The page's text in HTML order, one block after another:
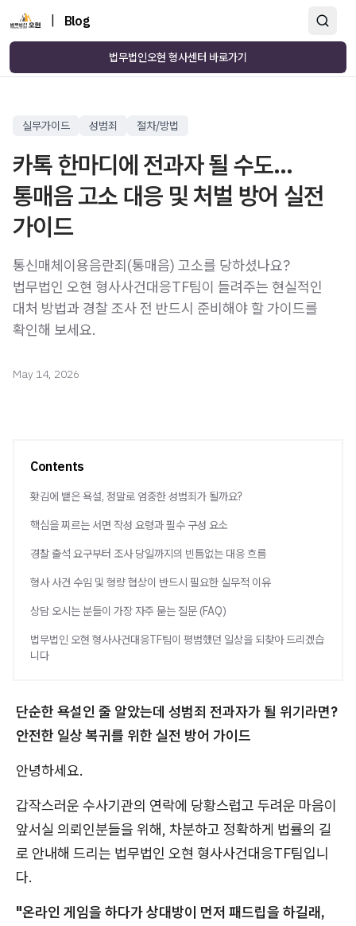
Blog
법무법인오현 형사센터 바로가기
실무가이드 성범죄 절차/방법
카톡 한마디에 전과자 될 수도…
통매음 고소 대응 및 처벌 방어 실전
가이드
통신매체이용음란죄(통매음) 고소를 당하셨나요?
법무법인 오현 형사사건대응TF팀이 들려주는 현실적인
대처 방법과 경찰 조사 전 반드시 준비해야 할 가이드를
확인해 보세요.
May 14, 2026
Contents
홧김에 뱉은 욕설, 정말로 엄중한 성범죄가 될까요?
핵심을 찌르는 서면 작성 요령과 필수 구성 요소
경찰 출석 요구부터 조사 당일까지의 빈틈없는 대응 흐름
형사 사건 수임 및 형량 협상이 반드시 필요한 실무적 이유
상담 오시는 분들이 가장 자주 묻는 질문 (FAQ)
법무법인 오현 형사사건대응TF팀이 평범했던 일상을 되찾아 드리겠습
니다
단순한 욕설인 줄 알았는데 성범죄 전과자가 될 위기라면?
안전한 일상 복귀를 위한 실전 방어 가이드
안녕하세요.
갑작스러운 수사기관의 연락에 당황스럽고 두려운 마음이
앞서실 의뢰인분들을 위해, 차분하고 정확하게 법률의 길
로 안내해 드리는 법무법인 오현 형사사건대응TF팀입니
다.
"온라인 게임을 하다가 상대방이 먼저 패드립을 하길래,